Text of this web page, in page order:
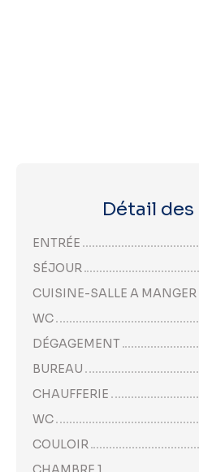
Détail des
ENTRÉE
SÉJOUR
CUISINE-SALLE A MANGER
WC
DÉGAGEMENT
BUREAU
CHAUFFERIE
WC
COULOIR